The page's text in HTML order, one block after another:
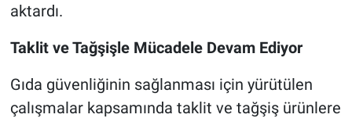
aktardı.
Taklit ve Tağşişle Mücadele Devam Ediyor
Gıda güvenliğinin sağlanması için yürütülen
çalışmalar kapsamında taklit ve tağşiş ürünlere